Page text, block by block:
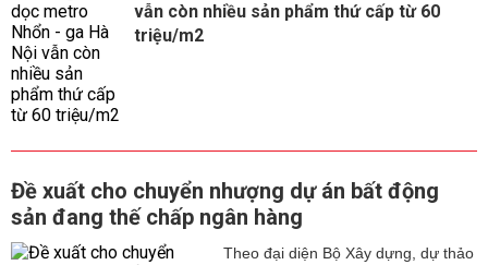
vẫn còn nhiều sản phẩm thứ cấp từ 60
triệu/m2
Đề xuất cho chuyển nhượng dự án bất động
sản đang thế chấp ngân hàng
Theo đại diện Bộ Xây dựng, dự thảo